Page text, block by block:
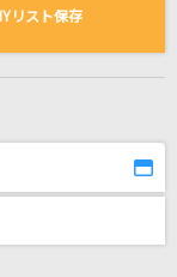
一覧
リスト保存